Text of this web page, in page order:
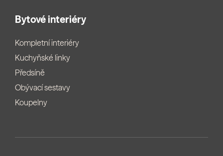
Bytové interiéry
Kompletní interiéry
Kuchyňské linky
Předsíně
Obývací sestavy
Koupelny